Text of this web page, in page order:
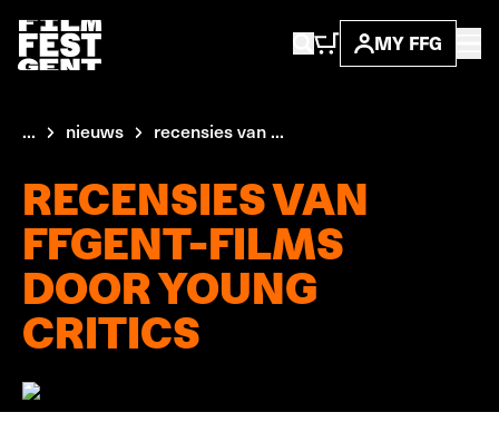
MY FFG
... nieuws recensies van ...
RECENSIES VAN
FFGENT-FILMS
DOOR YOUNG
CRITICS